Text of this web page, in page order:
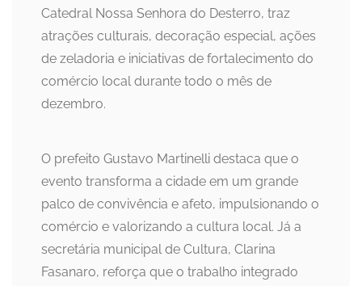
Catedral Nossa Senhora do Desterro, traz
atrações culturais, decoração especial, ações
de zeladoria e iniciativas de fortalecimento do
comércio local durante todo o mês de
dezembro.
O prefeito Gustavo Martinelli destaca que o
evento transforma a cidade em um grande
palco de convivência e afeto, impulsionando o
comércio e valorizando a cultura local. Já a
secretária municipal de Cultura, Clarina
Fasanaro, reforça que o trabalho integrado